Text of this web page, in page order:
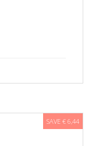
SAVE € 6,44